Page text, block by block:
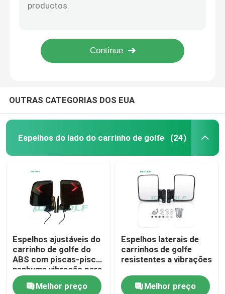
Carrinho de golfe elétrico
Jogos do elevador do carrinho de golfe do clube
Alargamentos do para-choque do carrinho de golfe
Pneus da rua do carrinho de golfe
Motor elétrico com erros do golfe
Carrinho de golfe Flip Seat
Cercos do carrinho de golfe
OUTRAS CATEGORIAS DOS EUA
Espelhos do lado do carrinho de golfe (24)
Espelhos ajustáveis do
carrinho de golfe do
ABS com piscas-pisca
nenhuma vibração para
o carro do clube do
carro do golfe
Melhor preço
Espelhos laterais de
carrinhos de golfe
resistentes a vibrações
Melhor preço